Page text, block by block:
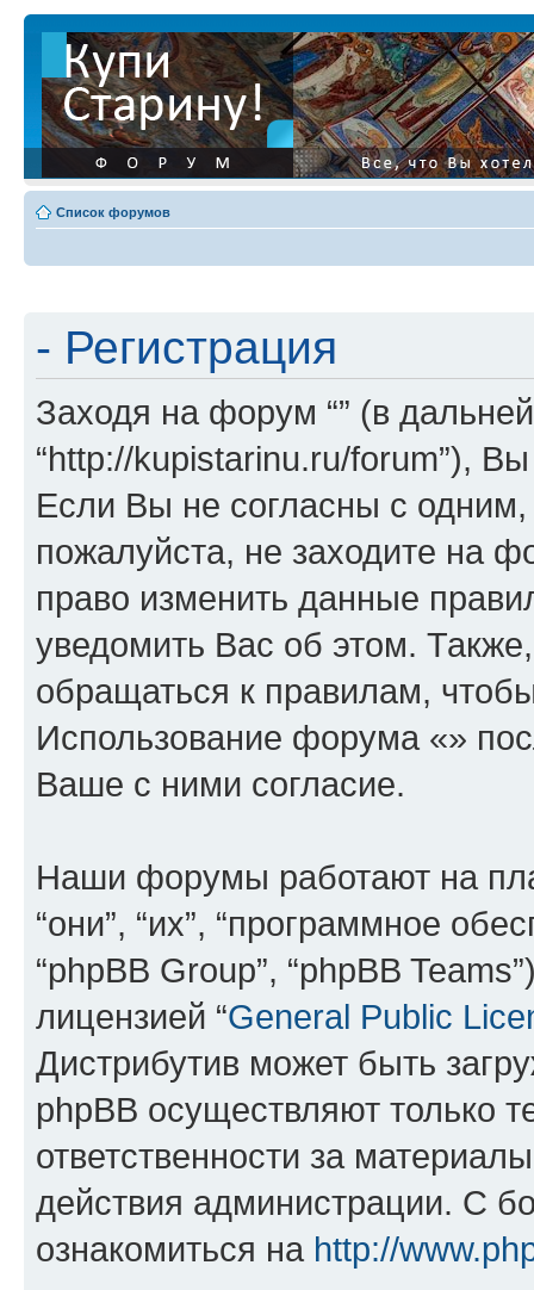
Список форумов
- Регистрация
Заходя на форум “” (в
“http://kupistarinu.ru/forum”),
Если Вы не согласны с
пожалуйста, не заходите на
право изменить данные
уведомить Вас об этом.
обращаться к правилам,
Использование форума «»
Ваше с ними согласие.
Наши форумы работают на
“они”, “их”, “программное
“phpBB Group”, “phpBB
лицензией “General Public
Дистрибутив может быть
phpBB осуществляют только
ответственности за
действия администрации. С
ознакомиться на http://